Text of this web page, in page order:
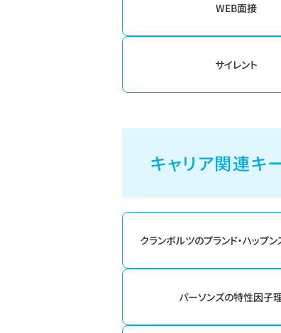
WEB面接
サイレント
キャリア関連キ
クランボルツのプランド・ハップ
パーソンズの特性因子